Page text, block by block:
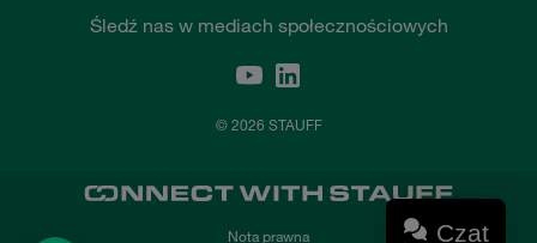
Śledź nas w mediach społecznościowych
© 2026 STAUFF
Nota prawna Czat